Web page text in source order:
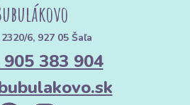
6, 927 05 Šaľa
905 383 904